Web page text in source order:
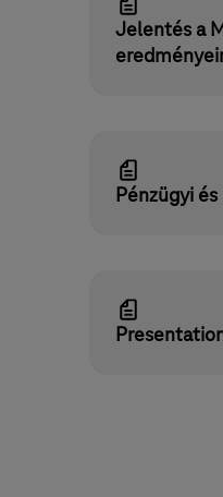
Jelentés a
Pénzügyi